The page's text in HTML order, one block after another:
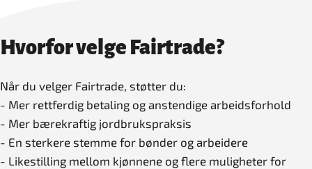
Hvorfor velge Fairtrade?
Når du velger Fairtrade, støtter du:
- Mer rettferdig betaling og anstendige arbeidsforhold
- Mer bærekraftig jordbrukspraksis
- En sterkere stemme for bønder og arbeidere
- Likestilling mellom kjønnene og flere muligheter for